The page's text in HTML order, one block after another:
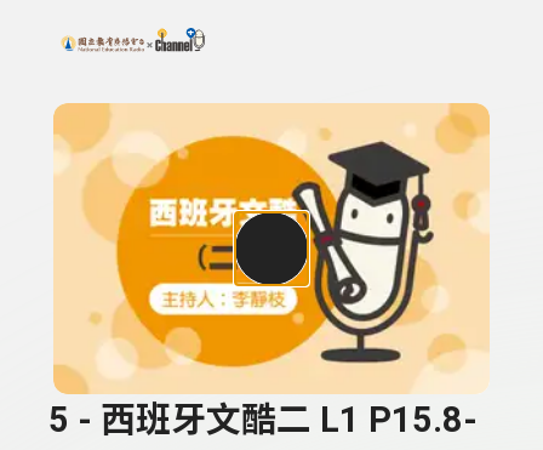
上方功能區塊
搜尋關鍵字：可輸入節目名稱、主持人或關鍵字
5 - 西班牙文酷二 L1 P15.8-